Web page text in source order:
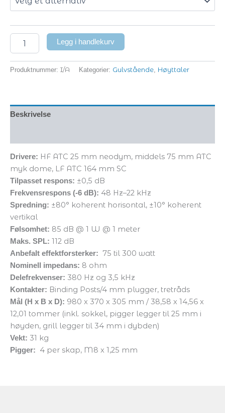
Legg i handlekurv
Produktnummer: I/A Kategorier: Gulvstående, Høyttaler
Beskrivelse
Drivere: HF ATC 25 mm neodym, middels 75 mm ATC
myk dome, LF ATC 164 mm SC
Tilpasset respons: ±0,5 dB
Frekvensrespons (-6 dB): 48 Hz–22 kHz
Spredning: ±80° koherent horisontal, ±10° koherent
vertikal
Følsomhet: 85 dB @ 1 W @ 1 meter
Maks. SPL: 112 dB
Anbefalt effektforsterker: 75 til 300 watt
Nominell impedans: 8 ohm
Delefrekvenser: 380 Hz og 3,5 kHz
Kontakter: Binding Posts/4 mm plugger, tretråds
Mål (H x B x D): 980 x 370 x 305 mm / 38,58 x 14,56 x
12,01 tommer (inkl. sokkel, pigger legger til 25 mm i
høyden, grill legger til 34 mm i dybden)
Vekt: 31 kg
Pigger: 4 per skap, M8 x 1,25 mm